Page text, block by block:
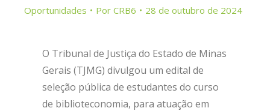
Oportunidades Por CRB6 28 de outubro de 2024
O Tribunal de Justiça do Estado de Minas
Gerais (TJMG) divulgou um edital de
seleção pública de estudantes do curso
de biblioteconomia, para atuação em